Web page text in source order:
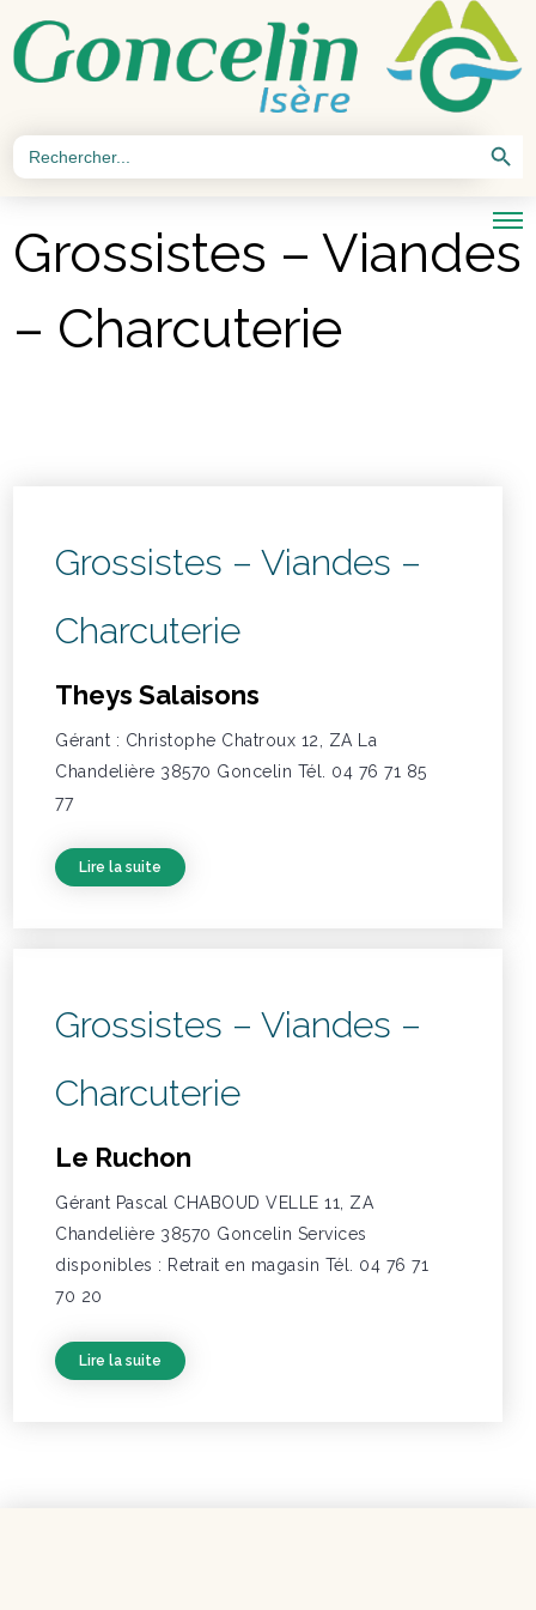
Search
for:
Search Button
Grossistes – Viandes
– Charcuterie
Grossistes – Viandes –
Charcuterie
Theys Salaisons
Gérant : Christophe Chatroux 12, ZA La
Chandelière 38570 Goncelin Tél. 04 76 71 85
77
Lire la suite
Grossistes – Viandes –
Charcuterie
Le Ruchon
Gérant Pascal CHABOUD VELLE 11, ZA
Chandelière 38570 Goncelin Services
disponibles : Retrait en magasin Tél. 04 76 71
70 20
Lire la suite